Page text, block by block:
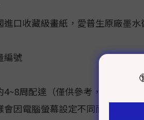
口收藏級畫紙，愛普生原廠墨
編號
周配達（僅供參考，實際以工
因電腦螢幕設定不同而有色差，